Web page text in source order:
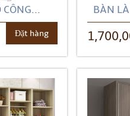
CÔNG...
Đặt hàng
BÀN